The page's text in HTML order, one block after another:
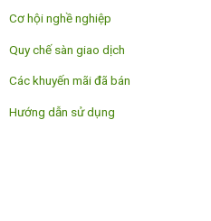
Cơ hội nghề nghiệp
Quy chế sàn giao dịch
Các khuyến mãi đã bán
Hướng dẫn sử dụng